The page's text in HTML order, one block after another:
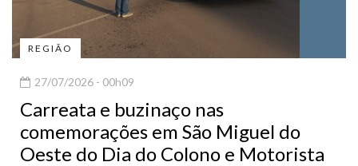
REGIÃO
27/07/2026 - 00h09
Carreata e buzinaço nas
comemorações em São Miguel do
Oeste do Dia do Colono e Motorista